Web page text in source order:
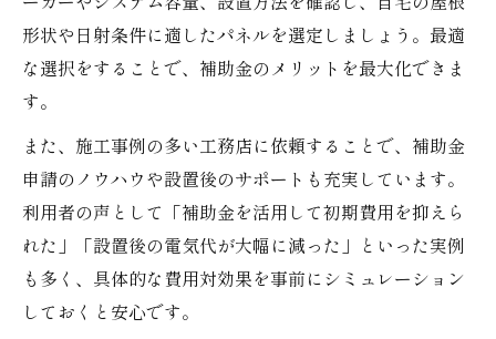
形状や日射条件に適したパネルを選定しましょう。最適
な選択をすることで、補助金のメリットを最大化できま
す。
また、施工事例の多い工務店に依頼することで、補助金
申請のノウハウや設置後のサポートも充実しています。
利用者の声として「補助金を活用して初期費用を抑えら
れた」「設置後の電気代が大幅に減った」といった実例
も多く、具体的な費用対効果を事前にシミュレーション
しておくと安心です。